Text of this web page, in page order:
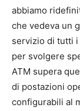
abbiamo
che vedeva un
servizio di tutti
per svolgere
ATM supera
di postazioni
configurabili al